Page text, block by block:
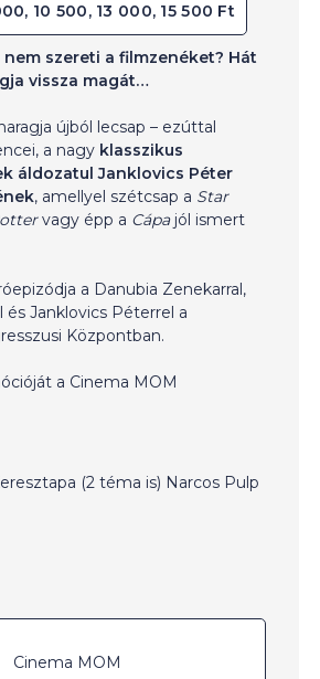
10 500, 13 000, 15 500 Ft
nem szereti a filmzenéket? Hát
vissza magát…
újból lecsap – ezúttal
a nagy klasszikus
áldozatul Janklovics Péter
, amellyel szétcsap a Star
vagy épp a Cápajól ismert
a Danubia Zenekarral,
és Janklovics Péterrel a
Központban.
a Cinema MOM
(2 téma is) Narcos Pulp
Cinema MOM